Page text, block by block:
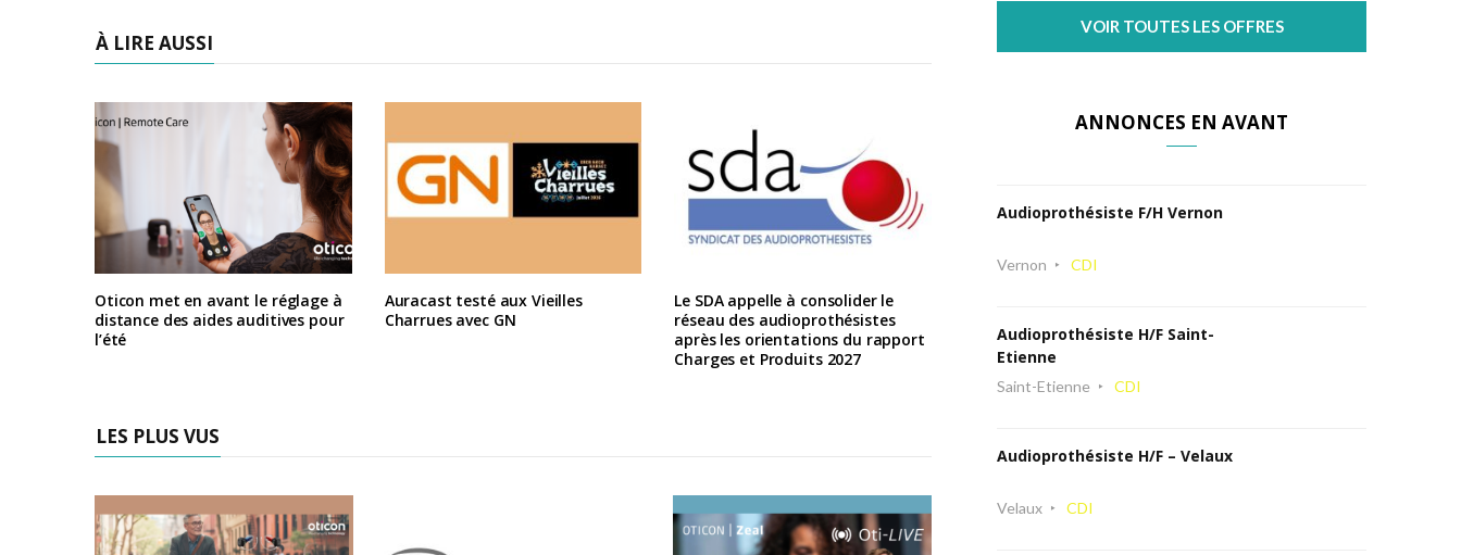
À LIRE AUSSI
Oticon met en avant le réglage à
distance des aides auditives pour
l’été
Auracast testé aux Vieilles
Charrues avec GN
Le SDA appelle à consolider le
réseau des audioprothésistes
après les orientations du rapport
Charges et Produits 2027
LES PLUS VUS
VOIR TOUTES LES OFFRES
ANNONCES EN AVANT
Audioprothésiste F/H Vernon
Vernon CDI
Audioprothésiste H/F Saint-
Etienne
Saint-Etienne CDI
Audioprothésiste H/F – Velaux
Velaux CDI